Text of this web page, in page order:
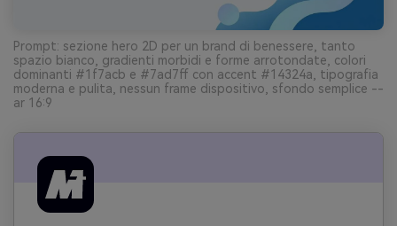
Prompt: sezione hero 2D per un brand di benessere, tanto
spazio bianco, gradienti morbidi e forme arrotondate, colori
dominanti #1f7acb e #7ad7ff con accent #14324a, tipografia
moderna e pulita, nessun frame dispositivo, sfondo semplice --
ar 16:9